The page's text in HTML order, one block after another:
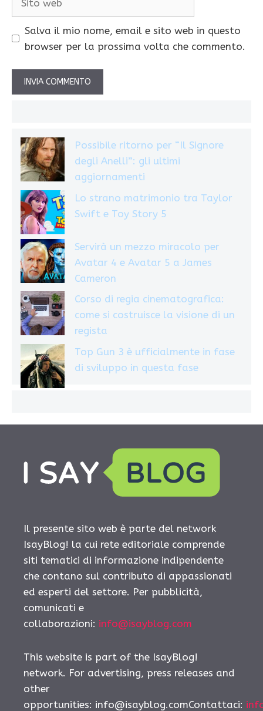
Salva il mio nome, email e sito web in questo
browser per la prossima volta che commento.
Possibile ritorno per “Il Signore
degli Anelli”: gli ultimi
aggiornamenti
Lo strano matrimonio tra Taylor
Swift e Toy Story 5
Servirà un mezzo miracolo per
Avatar 4 e Avatar 5 a James
Cameron
Corso di regia cinematografica:
come si costruisce la visione di un
regista
Top Gun 3 è ufficialmente in fase
di sviluppo in questa fase
Il presente sito web è parte del network
IsayBlog! la cui rete editoriale comprende
siti tematici di informazione indipendente
che contano sul contributo di appassionati
ed esperti del settore. Per pubblicità,
comunicati e
collaborazioni: info@isayblog.com
This website is part of the IsayBlog!
network. For advertising, press releases and
other
opportunities: info@isayblog.comContattaci: